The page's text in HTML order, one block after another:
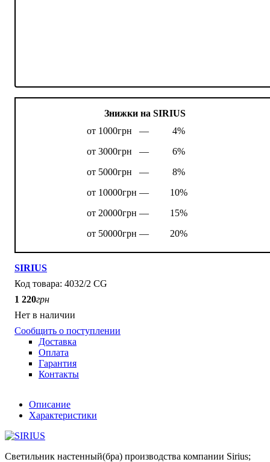
Знижки на SIRIUS
от 1000грн —
4%
от 3000грн —
6%
от 5000грн —
8%
от 10000грн —
10%
от 20000грн —
15%
от 50000грн —
20%
SIRIUS
4032/2 CG
1 220грн
Нет в наличии
Сообщить о поступлении
Доставка
Оплата
Гарантия
Контакты
Описание
Характеристики
Светильник настенный(бра) производства компании Sirius;